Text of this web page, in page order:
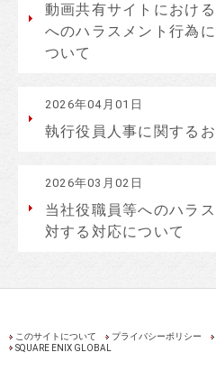
動画共有サイトにおけ
へのハラスメント行為
ついて
2026年04月01日
執行役員人事に関する
2026年03月02日
当社役職員等へのハラ
対する対応について
このサイトについて プライバシーポリシー
SQUARE ENIX GLOBAL